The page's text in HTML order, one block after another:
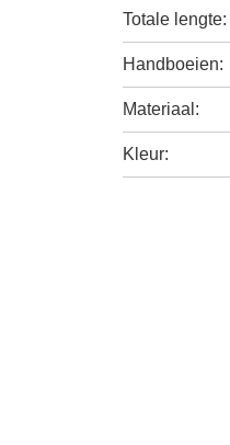
Totale lengte:
Handboeien:
Materiaal:
Kleur: